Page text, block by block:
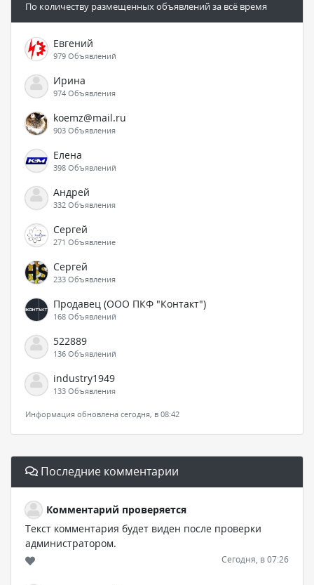
По количеству размещенных объявлений за всё время
Евгений
979 Объявлений
Ирина
974 Объявления
koemz@mail.ru
903 Объявления
Елена
398 Объявлений
Андрей
332 Объявления
Сергей
271 Объявление
Сергей
233 Объявления
Продавец (ООО ПКФ "Контакт")
168 Объявлений
522889
136 Объявлений
industry1949
133 Объявления
Информация обновлена сегодня, в 08:42
Последние комментарии
Комментарий проверяется
Текст комментария будет виден после проверки
администратором.
Сегодня, в 07:26